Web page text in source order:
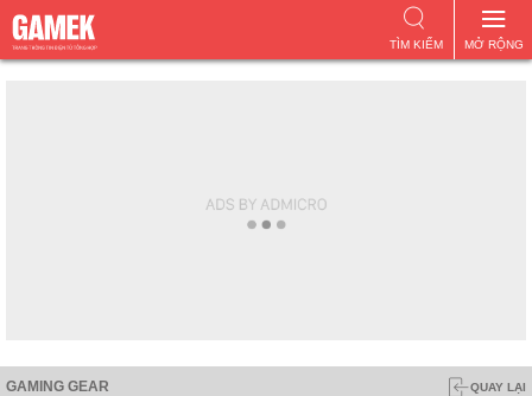
MỞ RỘNG
TÌM KIẾM
GAMING GEAR QUAY LẠI